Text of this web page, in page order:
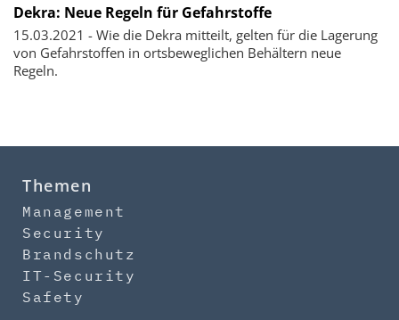
Dekra: Neue Regeln für Gefahrstoffe
15.03.2021 - Wie die Dekra mitteilt, gelten für die Lagerung
von Gefahrstoffen in ortsbeweglichen Behältern neue
Regeln.
Themen
Management
Security
Brandschutz
IT-Security
Safety